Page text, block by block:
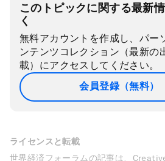
このトピックに関する最新
く
無料アカウントを作成し、パー
ンテンツコレクション（最新の
載）にアクセスしてください。
会員登録（無料）
ライセンスと転載
世界経済フォーラムの記事は、